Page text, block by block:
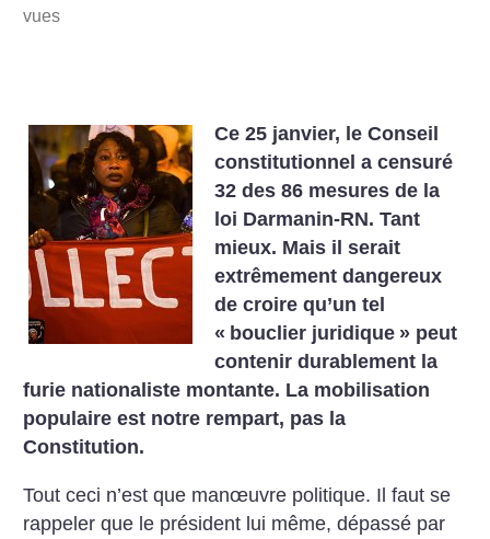
vues
Ce 25 janvier, le Conseil
constitutionnel a censuré
32 des 86 mesures de la
loi Darmanin-RN. Tant
mieux. Mais il serait
extrêmement dangereux
de croire qu’un tel
« bouclier juridique » peut
contenir durablement la
furie nationaliste montante. La mobilisation
populaire est notre rempart, pas la
Constitution.
Tout ceci n’est que manœuvre politique. Il faut se
rappeler que le président lui même, dépassé par